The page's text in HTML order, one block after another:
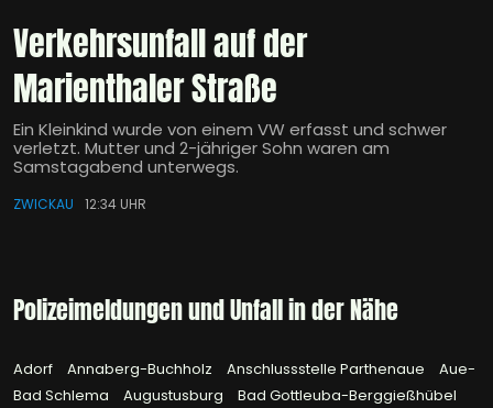
Verkehrsunfall auf der
Marienthaler Straße
Ein Kleinkind wurde von einem VW erfasst und schwer
verletzt. Mutter und 2-jähriger Sohn waren am
Samstagabend unterwegs.
ZWICKAU 12:34 UHR
Polizeimeldungen und Unfall in der Nähe
Adorf Annaberg-Buchholz Anschlussstelle Parthenaue
Aue-
Bad Schlema
Augustusburg
Bad Gottleuba-Berggießhübel